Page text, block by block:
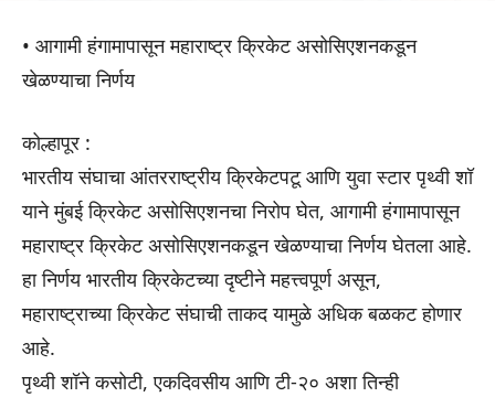
• आगामी हंगामापासून महाराष्ट्र क्रिकेट असोसिएशनकडून
खेळण्याचा निर्णय
कोल्हापूर :
भारतीय संघाचा आंतरराष्ट्रीय क्रिकेटपटू आणि युवा स्टार पृथ्वी शॉ
याने मुंबई क्रिकेट असोसिएशनचा निरोप घेत, आगामी हंगामापासून
महाराष्ट्र क्रिकेट असोसिएशनकडून खेळण्याचा निर्णय घेतला आहे.
हा निर्णय भारतीय क्रिकेटच्या दृष्टीने महत्त्वपूर्ण असून,
महाराष्ट्राच्या क्रिकेट संघाची ताकद यामुळे अधिक बळकट होणार
आहे.
पृथ्वी शॉने कसोटी, एकदिवसीय आणि टी-२० अशा तिन्ही